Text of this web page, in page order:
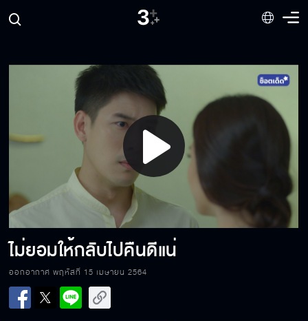
Play
Video
ไม่ยอมให้กลับไปคืนดีแน่
ออกอากาศ พฤหัสที่ 15 เมษายน 2564
ท้องจริงแน่นอน
พี่คีย์มาหาจริงๆ ด้วย
ฉันต้องการสงบศึก